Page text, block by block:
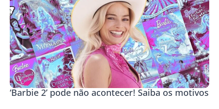
‘Barbie 2’ pode não acontecer! Saiba os motivos